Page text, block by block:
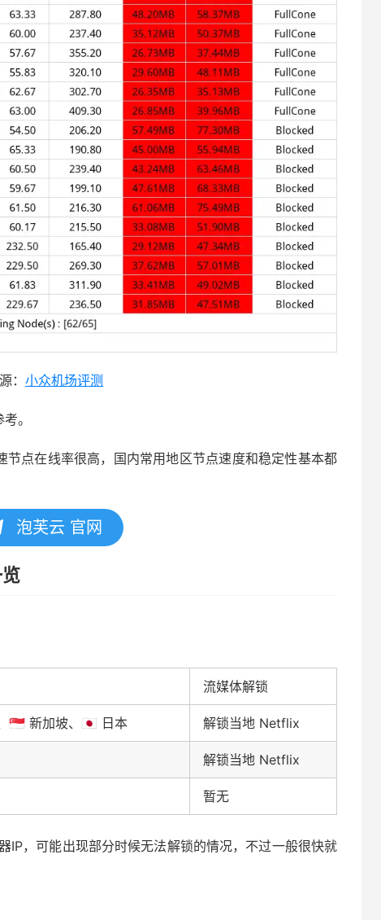
： 小众机场评测
。
点在线率很高，国内常用地区节点速度和稳定性基本都
泡芙云 官网
流媒体解锁
🇸🇬 新加坡、🇯🇵 日本 解锁当地 Netflix
解锁当地 Netflix
暂无
，可能出现部分时候无法解锁的情况，不过一般很快就